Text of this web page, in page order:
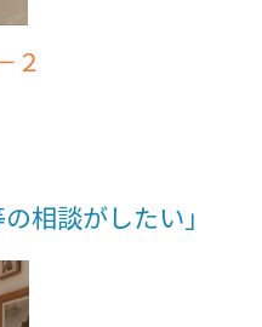
２
相談がしたい」